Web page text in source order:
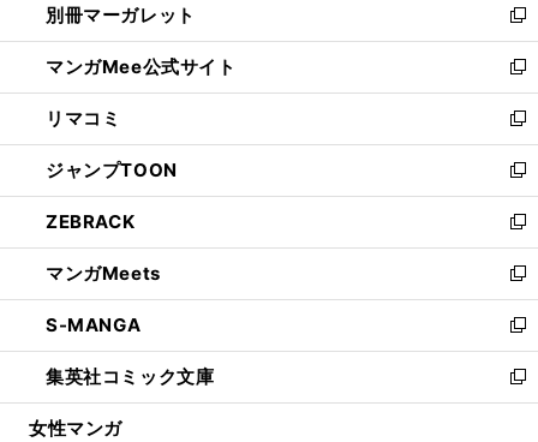
く
で
開
く
ィ
ン
ド
ウ
で
開
く
い
ウ
ィ
ン
ド
ウ
で
開
く
別冊マーガレット
新
し
い
ウ
ィ
ン
ド
ウ
で
開
く
マンガMee公式サイト
新
し
い
ウ
ィ
ン
ド
ウ
で
開
く
リマコミ
新
し
い
ウ
ィ
ン
ド
ウ
で
開
く
ジャンプTOON
新
し
い
ウ
ィ
ン
ド
ウ
で
開
ZEBRACK
新
し
い
ウ
ィ
ン
ド
ウ
マンガMeets
新
し
い
ウ
ィ
ン
S-MANGA
新
し
い
ウ
集英社コミック文庫
新
し
女性マンガ